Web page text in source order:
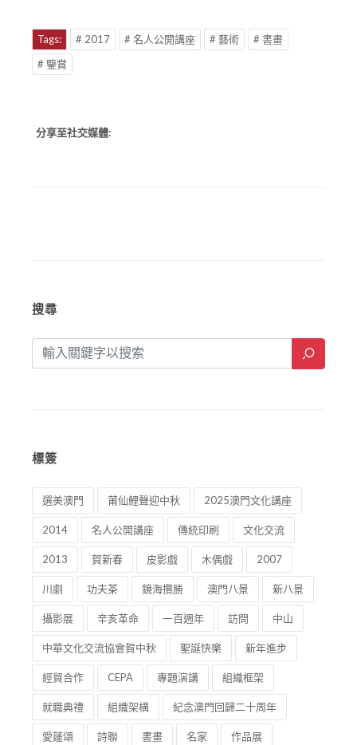
Tags: # 2017 # 名人公開講座 # 藝術
# 書畫
# 鑒賞
分享至社交媒體:
搜尋
標簽
選美澳門 莆仙鯉聲迎中秋 2025澳門文化講座
2014 名人公開講座 傳統印刷 文化交流
2013 賀新春 皮影戲 木偶戲 2007
川劇 功夫茶 鏡海攬勝 澳門八景 新八景
攝影展 辛亥革命 一百週年 訪問 中山
中華文化交流協會賀中秋 聖誕快樂 新年進步
經貿合作 CEPA 專題演講 組織框架
就職典禮 組織架構 紀念澳門回歸二十周年
愛蓮頌 詩聯 書畫 名家 作品展